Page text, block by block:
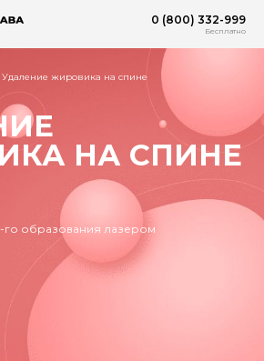
0 (800) 332-999
Бесплатно
Удаление жировика на спине
НА СПИНЕ
го образования лазером